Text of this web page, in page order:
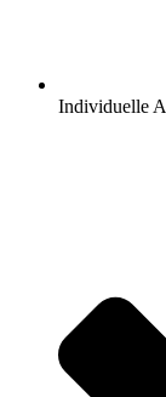
Individuelle